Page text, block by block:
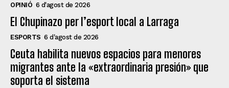
OPINIÓ 6 d'agost de 2026
El Chupinazo per l’esport local a Larraga
ESPORTS 6 d'agost de 2026
Ceuta habilita nuevos espacios para menores
migrantes ante la «extraordinaria presión» que
soporta el sistema